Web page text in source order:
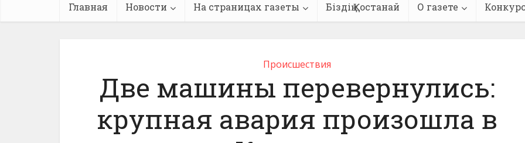
Главная Новости На страницах газеты Біздің Қостанай О газете
Проиcшествия
Две машины перевернулись:
крупная авария произошла в